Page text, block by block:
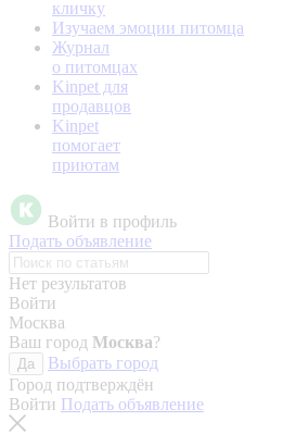
кличку
Изучаем эмоции питомца
Журнал
о питомцах
Kinpet для
продавцов
Kinpet
помогает
приютам
Войти в профиль
Подать объявление
Нет результатов
Войти
Москва
Ваш город Москва?
Да
Выбрать город
Город подтверждён
Войти Подать объявление